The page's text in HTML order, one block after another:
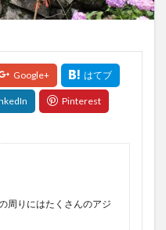
周りにはたくさんのアジ